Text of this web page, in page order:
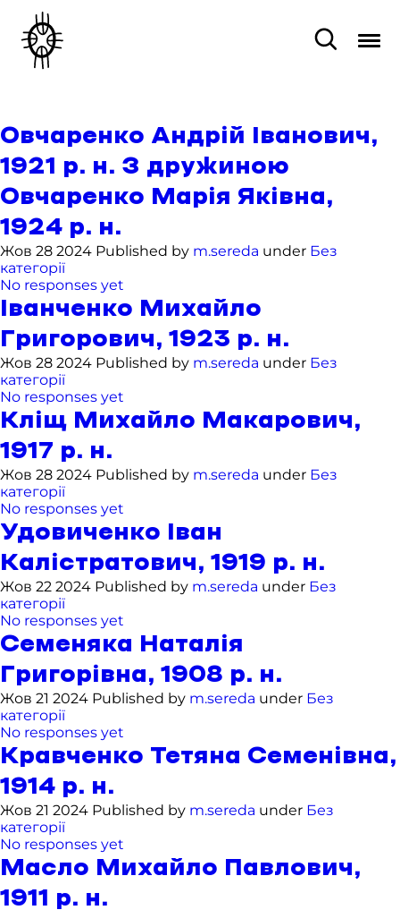
Овчаренко Андрій Іванович,
1921 р. н. З дружиною
Овчаренко Марія Яківна,
1924 р. н.
Жов 28 2024 Published by m.sereda under Без
категорії
No responses yet
Іванченко Михайло
Григорович, 1923 р. н.
Жов 28 2024 Published by m.sereda under Без
категорії
No responses yet
Кліщ Михайло Макарович,
1917 р. н.
Жов 28 2024 Published by m.sereda under Без
категорії
No responses yet
Удовиченко Іван
Калістратович, 1919 р. н.
Жов 22 2024 Published by m.sereda under Без
категорії
No responses yet
Семеняка Наталія
Григорівна, 1908 р. н.
Жов 21 2024 Published by m.sereda under Без
категорії
No responses yet
Кравченко Тетяна Семенівна,
1914 р. н.
Жов 21 2024 Published by m.sereda under Без
категорії
No responses yet
Масло Михайло Павлович,
1911 р. н.